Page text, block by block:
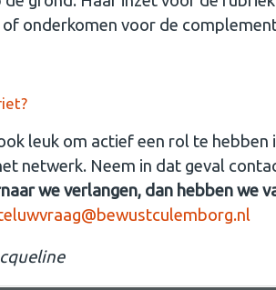
onderkomen voor de
leuk om actief een rol te
netwerk. Neem in dat geval
we verlangen, dan hebben we